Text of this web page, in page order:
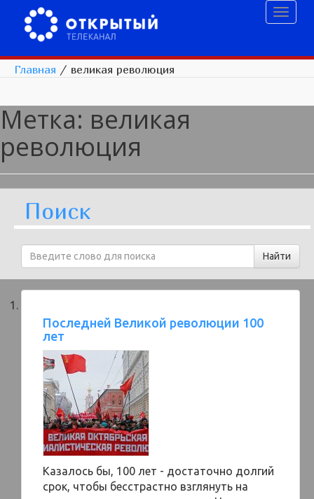
Главная / великая революция
Метка: великая
революция
Поиск
Последней Великой революции 100
лет
Казалось бы, 100 лет - достаточно долгий
срок, чтобы бесстрастно взглянуть на